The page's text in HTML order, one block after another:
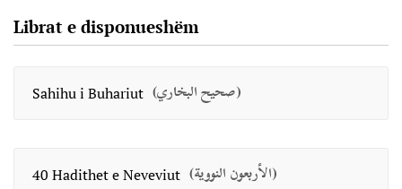
Librat e disponueshëm
Sahihu i Buhariut (صحيح البخاري)
40 Hadithet e Neveviut (الأربعون النووية)